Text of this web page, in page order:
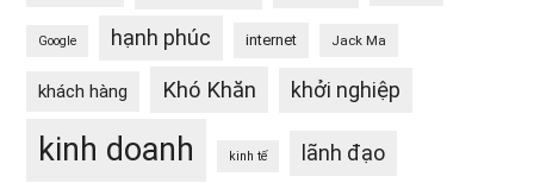
Google hạnh phúc internet Jack Ma
khách hàng Khó Khăn khởi nghiệp
kinh doanh kinh tế lãnh đạo